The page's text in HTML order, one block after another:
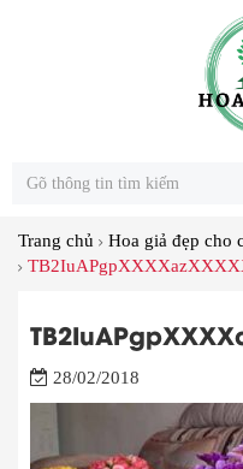
Trang chủ
Hoa giả đẹp cho
28/02/2018